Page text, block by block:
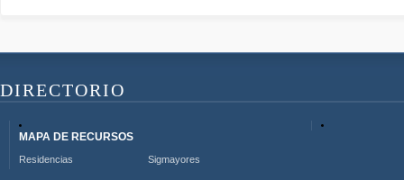
DIRECTORIO
MAPA DE RECURSOS
Residencias Sigmayores